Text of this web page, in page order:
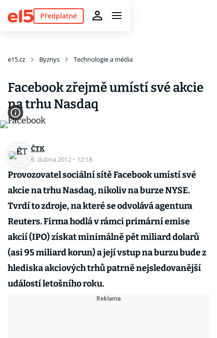
Předplatné
e15.cz Byznys Technologie a média
Facebook zřejmě umístí své akcie
na trhu Nasdaq
ČTK
6. dubna 2012 · 12:18
Provozovatel sociální sítě Facebook umístí své
akcie na trhu Nasdaq, nikoliv na burze NYSE.
Tvrdí to zdroje, na které se odvolává agentura
Reuters. Firma hodlá v rámci primární emise
akcií (IPO) získat minimálně pět miliard dolarů
(asi 95 miliard korun) a její vstup na burzu bude z
hlediska akciových trhů patrně nejsledovanější
událostí letošního roku.